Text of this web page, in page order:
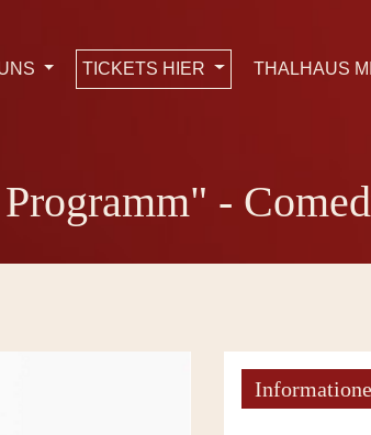
TICKETS HIER THALHAUS
-